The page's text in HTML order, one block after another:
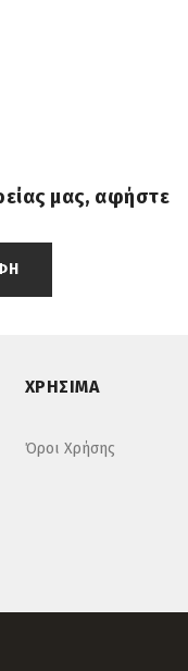
μας, αφήστε
ΧΡΗΣΙΜΑ
Όροι Χρήσης